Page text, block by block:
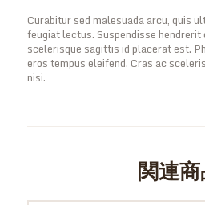
Curabitur sed malesuada arcu, quis
feugiat lectus. Suspendisse
scelerisque sagittis id placerat est.
eros tempus eleifend. Cras ac
nisi.
関連